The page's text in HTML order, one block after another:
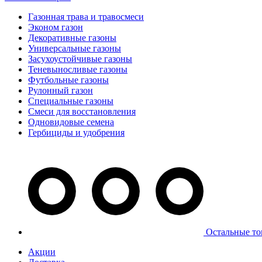
Газонная трава и травосмеси
Эконом газон
Декоративные газоны
Универсальные газоны
Засухоустойчивые газоны
Теневыносливые газоны
Футбольные газоны
Рулонный газон
Специальные газоны
Смеси для восстановления
Одновидовые семена
Гербициды и удобрения
Остальные
Акции